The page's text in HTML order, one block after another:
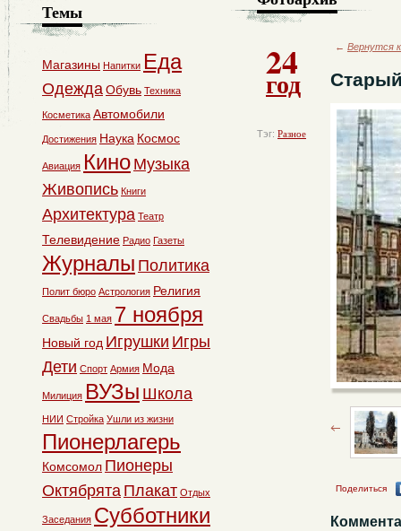
24
год
Тэг: Разное
← Вернутся
Поделиться
Темы
Магазины Напитки Еда
ОдеждаОбувь Техника
Косметика Автомобили
Достижения Наука Космос
Авиация Кино Музыка
Живопись Книги
Архитектура Театр
Телевидение Радио Газеты
Журналы Политика
Полит бюро Астрология Религия
Свадьбы 1 мая 7 ноября
Новый год Игрушки Игры
Дети Спорт Армия Мода
Милиция ВУЗы Школа
НИИ Стройка Ушли из жизни
Пионерлагерь
Комсомол Пионеры
Октябрята Плакат Отдых
Заседания Субботники